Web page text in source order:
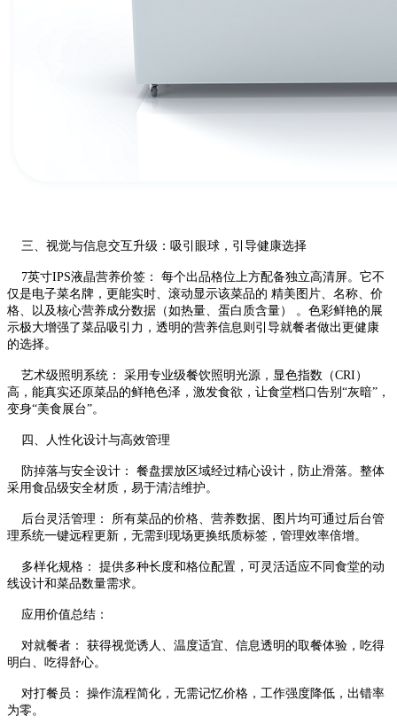
三、视觉与信息交互升级：吸引眼球，引导健康选择
7英寸IPS液晶营养价签： 每个出品格位上方配备独立高清屏。它不
仅是电子菜名牌，更能实时、滚动显示该菜品的 精美图片、名称、价
格、以及核心营养成分数据（如热量、蛋白质含量） 。色彩鲜艳的展
示极大增强了菜品吸引力，透明的营养信息则引导就餐者做出更健康
的选择。
艺术级照明系统： 采用专业级餐饮照明光源，显色指数（CRI）
高，能真实还原菜品的鲜艳色泽，激发食欲，让食堂档口告别“灰暗”，
变身“美食展台”。
四、人性化设计与高效管理
防掉落与安全设计： 餐盘摆放区域经过精心设计，防止滑落。整体
采用食品级安全材质，易于清洁维护。
后台灵活管理： 所有菜品的价格、营养数据、图片均可通过后台管
理系统一键远程更新，无需到现场更换纸质标签，管理效率倍增。
多样化规格： 提供多种长度和格位配置，可灵活适应不同食堂的动
线设计和菜品数量需求。
应用价值总结：
对就餐者： 获得视觉诱人、温度适宜、信息透明的取餐体验，吃得
明白、吃得舒心。
对打餐员： 操作流程简化，无需记忆价格，工作强度降低，出错率
为零。